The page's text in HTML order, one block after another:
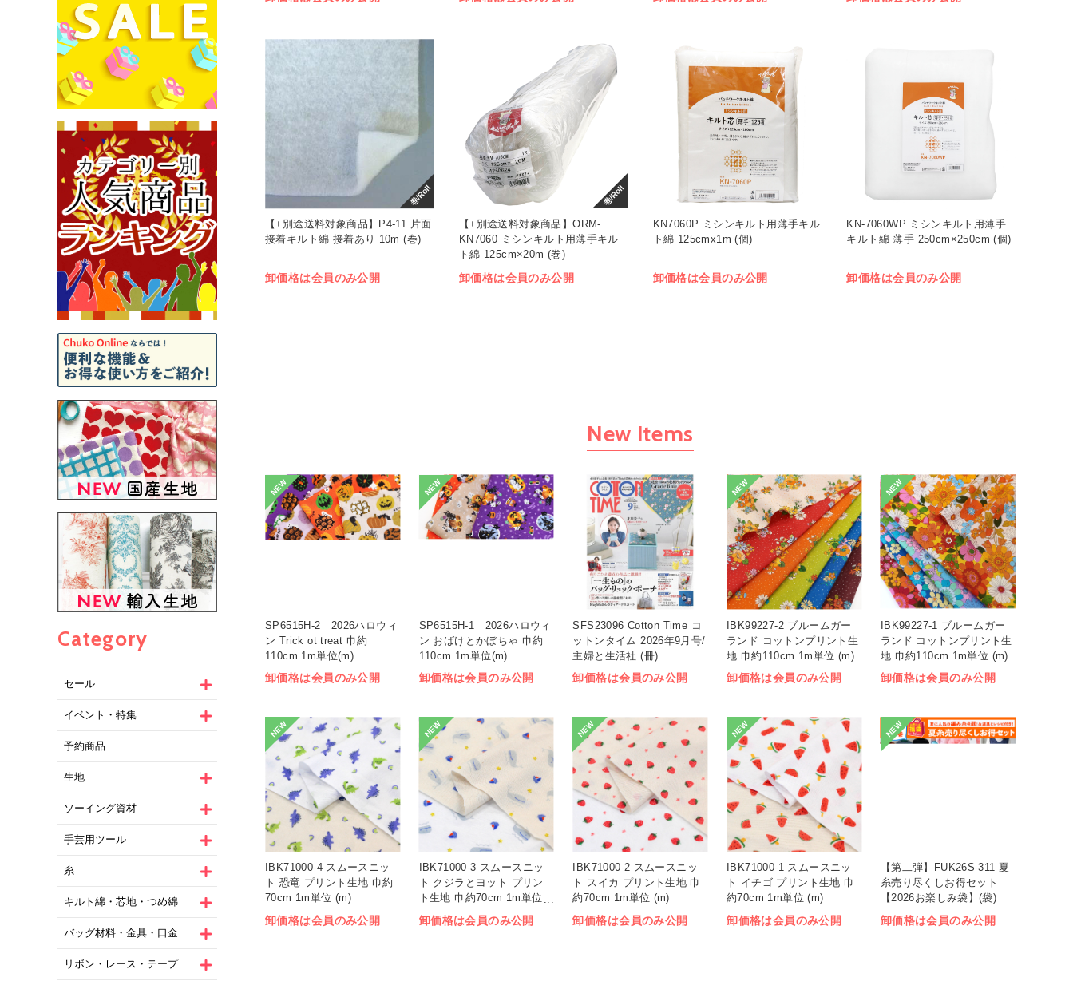
Category
セール
イベント・特集
予約商品
生地
ソーイング資材
手芸用ツール
糸
キルト綿・芯地・つめ綿
バッグ材料・金具・口金
リボン・レース・テープ
巻/Roll
【+別途送料対象商品】P4-11 片面
接着キルト綿 接着あり 10m (巻)
卸価格は会員のみ公開
巻/Roll
【+別途送料対象商品】ORM-
KN7060 ミシンキルト用薄手キル
ト綿 125cm×20m (巻)
卸価格は会員のみ公開
KN7060P ミシンキルト用薄手キル
ト綿 125cmx1m (個)
卸価格は会員のみ公開
KN-7060WP ミシンキルト用薄手
キルト綿 薄手 250cm×250cm (個)
卸価格は会員のみ公開
New Items
NEW
SP6515H-2 2026ハロウィ
ン Trick ot treat 巾約
110cm 1m単位(m)
卸価格は会員のみ公開
NEW
SP6515H-1 2026ハロウィ
ン おばけとかぼちゃ 巾約
110cm 1m単位(m)
卸価格は会員のみ公開
SFS23096 Cotton Time コ
ットンタイム 2026年9月号/
主婦と生活社 (冊)
卸価格は会員のみ公開
NEW
IBK99227-2 ブルームガー
ランド コットンプリント生
地 巾約110cm 1m単位 (m)
卸価格は会員のみ公開
NEW
IBK99227-1 ブルームガー
ランド コットンプリント生
地 巾約110cm 1m単位 (m)
卸価格は会員のみ公開
NEW
IBK71000-4 スムースニッ
ト 恐竜 プリント生地 巾約
70cm 1m単位 (m)
卸価格は会員のみ公開
NEW
IBK71000-3 スムースニッ
ト クジラとヨット プリン
ト生地 巾約70cm 1m単位
(m)
卸価格は会員のみ公開
NEW
IBK71000-2 スムースニッ
ト スイカ プリント生地 巾
約70cm 1m単位 (m)
卸価格は会員のみ公開
NEW
IBK71000-1 スムースニッ
ト イチゴ プリント生地 巾
約70cm 1m単位 (m)
卸価格は会員のみ公開
NEW
【第二弾】FUK26S-311 夏
糸売り尽くしお得セット
【2026お楽しみ袋】(袋)
卸価格は会員のみ公開